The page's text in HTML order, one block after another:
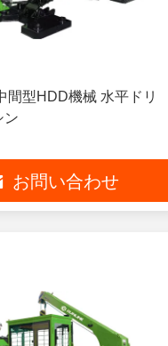
間型HDD機械 水平ドリ
ン
お問い合わせ